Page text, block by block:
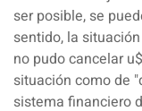
ser posible, se
sentido, la
no pudo cancelar
situación como de "
sistema financiero